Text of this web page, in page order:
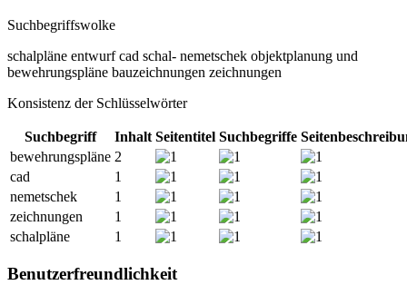
Suchbegriffswolke
schalpläne entwurf cad schal- nemetschek objektplanung und
bewehrungspläne bauzeichnungen zeichnungen
Konsistenz der Schlüsselwörter
Suchbegriff Inhalt Seitentitel Suchbegriffe
bewehrungspläne 2
cad
1
nemetschek
1
zeichnungen
1
schalpläne
1
Benutzerfreundlichkeit